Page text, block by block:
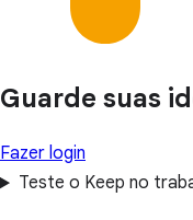
Guarde suas
Fazer login
Teste o Keep no